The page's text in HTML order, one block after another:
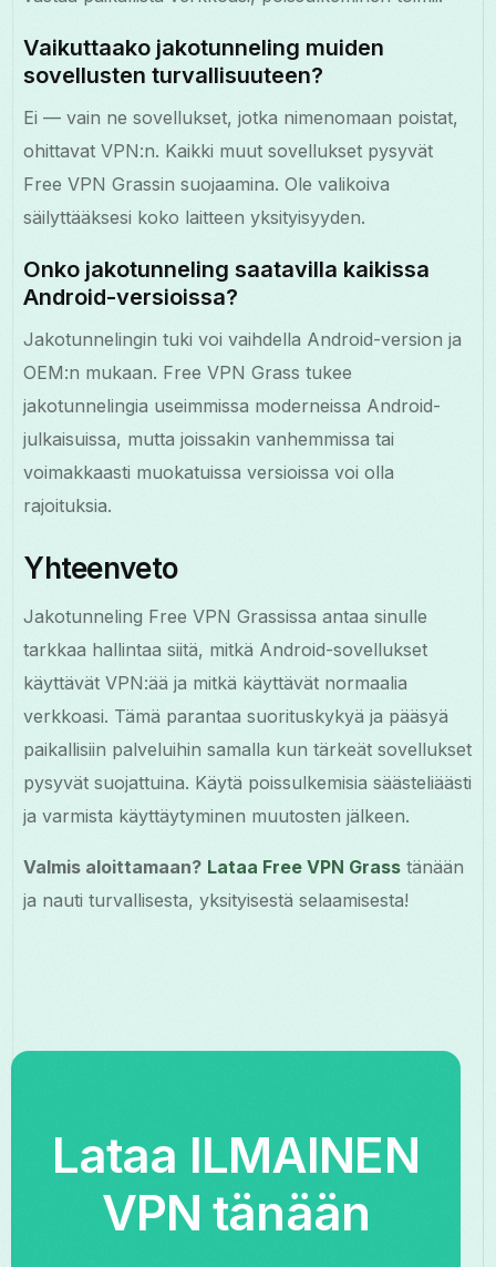
Vaikuttaako jakotunneling muiden
sovellusten turvallisuuteen?
Ei — vain ne sovellukset, jotka nimenomaan poistat,
ohittavat VPN:n. Kaikki muut sovellukset pysyvät
Free VPN Grassin suojaamina. Ole valikoiva
säilyttääksesi koko laitteen yksityisyyden.
Onko jakotunneling saatavilla kaikissa
Android-versioissa?
Jakotunnelingin tuki voi vaihdella Android-version ja
OEM:n mukaan. Free VPN Grass tukee
jakotunnelingia useimmissa moderneissa Android-
julkaisuissa, mutta joissakin vanhemmissa tai
voimakkaasti muokatuissa versioissa voi olla
rajoituksia.
Yhteenveto
Jakotunneling Free VPN Grassissa antaa sinulle
tarkkaa hallintaa siitä, mitkä Android-sovellukset
käyttävät VPN:ää ja mitkä käyttävät normaalia
verkkoasi. Tämä parantaa suorituskykyä ja pääsyä
paikallisiin palveluihin samalla kun tärkeät sovellukset
pysyvät suojattuina. Käytä poissulkemisia säästeliäästi
ja varmista käyttäytyminen muutosten jälkeen.
Valmis aloittamaan? Lataa Free VPN Grass tänään
ja nauti turvallisesta, yksityisestä selaamisesta!
Lataa ILMAINEN
VPN tänään